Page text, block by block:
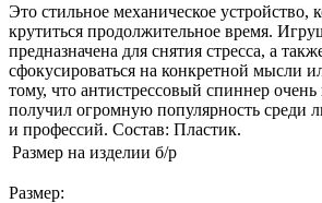
Это стильное механическое устройство,
крутиться продолжительное время.
предназначена для снятия стресса, а
сфокусироваться на конкретной мысли
тому, что антистрессовый cпиннер
получил огромную популярность среди
и профессий. Состав: Пластик.
Размер на изделии б/р
Размер: